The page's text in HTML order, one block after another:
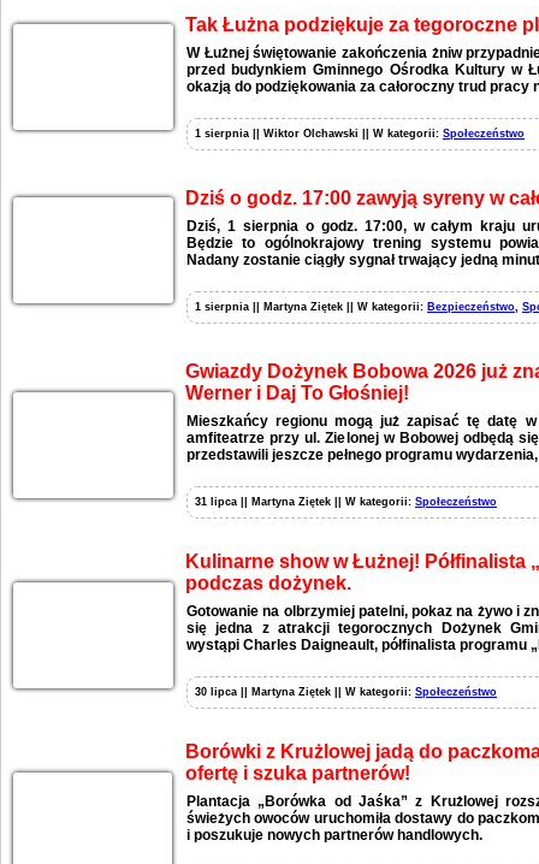
Tak Łużna podziękuje za tegoroczne
W Łużnej świętowanie zakończenia żniw
przed budynkiem Gminnego Ośrodka Kultury w
okazją do podziękowania za całoroczny trud pracy
1 sierpnia || Wiktor Olchawski || W kategorii: Społeczeństwo
Dziś o godz. 17:00 zawyją syreny w
Dziś, 1 sierpnia o godz. 17:00, w całym kraju
Będzie to ogólnokrajowy trening systemu
Nadany zostanie ciągły sygnał trwający jedną
1 sierpnia || Martyna Ziętek || W kategorii: Bezpieczeństwo
Gwiazdy Dożynek Bobowa 2026 już
Werner i Daj To Głośniej!
Mieszkańcy regionu mogą już zapisać tę datę
amfiteatrze przy ul. Zielonej w Bobowej odbędą
przedstawili jeszcze pełnego programu
31 lipca || Martyna Ziętek || W kategorii: Społeczeństwo
Kulinarne show w Łużnej! Półfinalista
podczas dożynek.
Gotowanie na olbrzymiej patelni, pokaz na żywo i
się jedna z atrakcji tegorocznych Dożynek
wystąpi Charles Daigneault, półfinalista programu
30 lipca || Martyna Ziętek || W kategorii: Społeczeństwo
Borówki z Krużlowej jadą do
ofertę i szuka partnerów!
Plantacja „Borówka od Jaśka” z Krużlowej
świeżych owoców uruchomiła dostawy do
i poszukuje nowych partnerów handlowych.